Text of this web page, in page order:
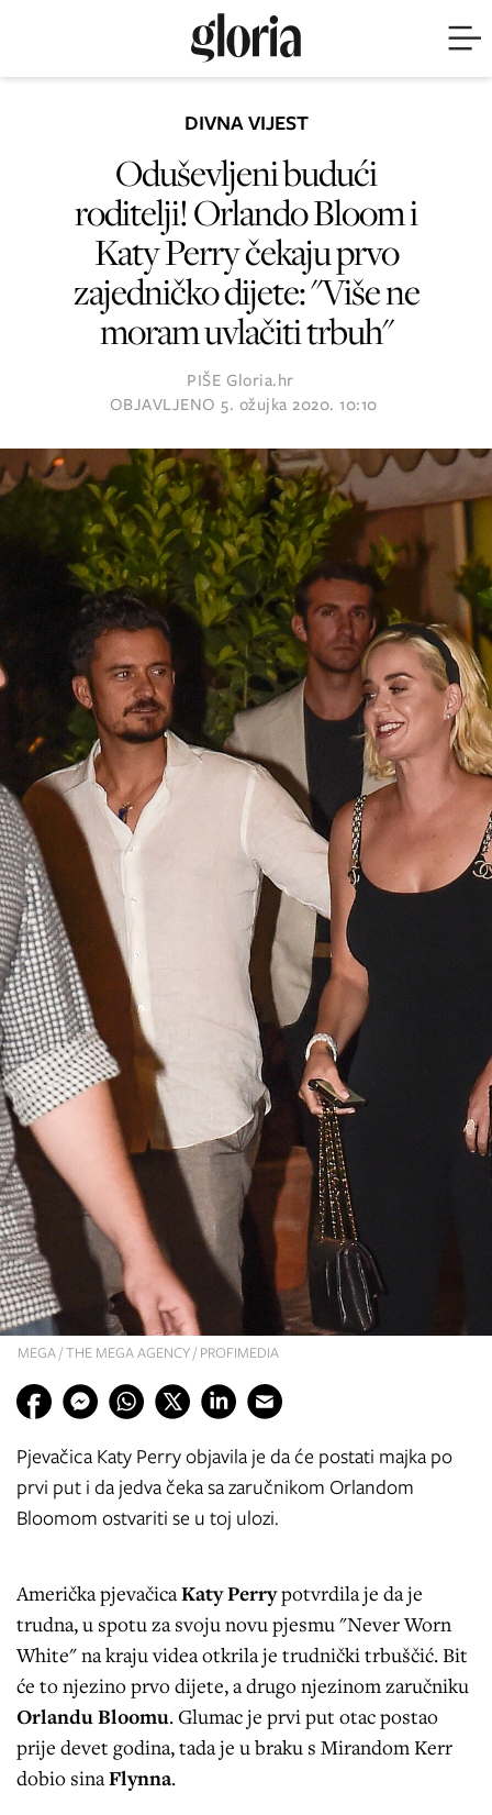
MEGA / THE MEGA AGENCY / PROFIMEDIA
DIVNA VIJEST
Oduševljeni budući
roditelji! Orlando Bloom i
Katy Perry čekaju prvo
zajedničko dijete: "Više ne
moram uvlačiti trbuh"
PIŠE Gloria.hr
OBJAVLJENO 5. ožujka 2020. 10:10
Pjevačica Katy Perry objavila je da će postati majka po
prvi put i da jedva čeka sa zaručnikom Orlandom
Bloomom ostvariti se u toj ulozi.
Američka pjevačica Katy Perrypotvrdila je da je
trudna, u spotu za svoju novu pjesmu "Never Worn
White" na kraju videa otkrila je trudnički trbuščić. Bit
će to njezino prvo dijete, a drugo njezinom zaručniku
Orlandu Bloomu. Glumac je prvi put otac postao
prije devet godina, tada je u braku s Mirandom Kerr
dobio sina Flynna.